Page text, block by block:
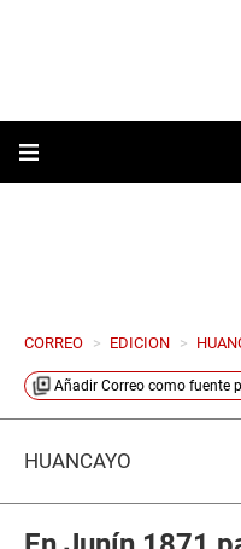
CORREO > EDICION >
Añadir Correo como fuente
HUANCAYO